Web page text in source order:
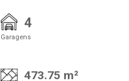
4
Garagens
473.75 m²